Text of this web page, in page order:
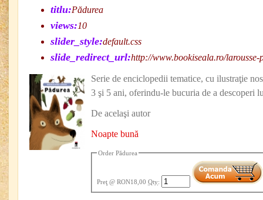
titlu:Pădurea
views:10
slider_style:default.css
slide_redirect_url:http://www.bookiseala.ro/larousse-
Serie de enciclopedii tematice, cu ilustraţie
3 şi 5 ani, oferindu-le bucuria de a descoperi
De acelaşi autor
Noapte bună
Order Pădurea
Preţ @ RON18,00 Qty: